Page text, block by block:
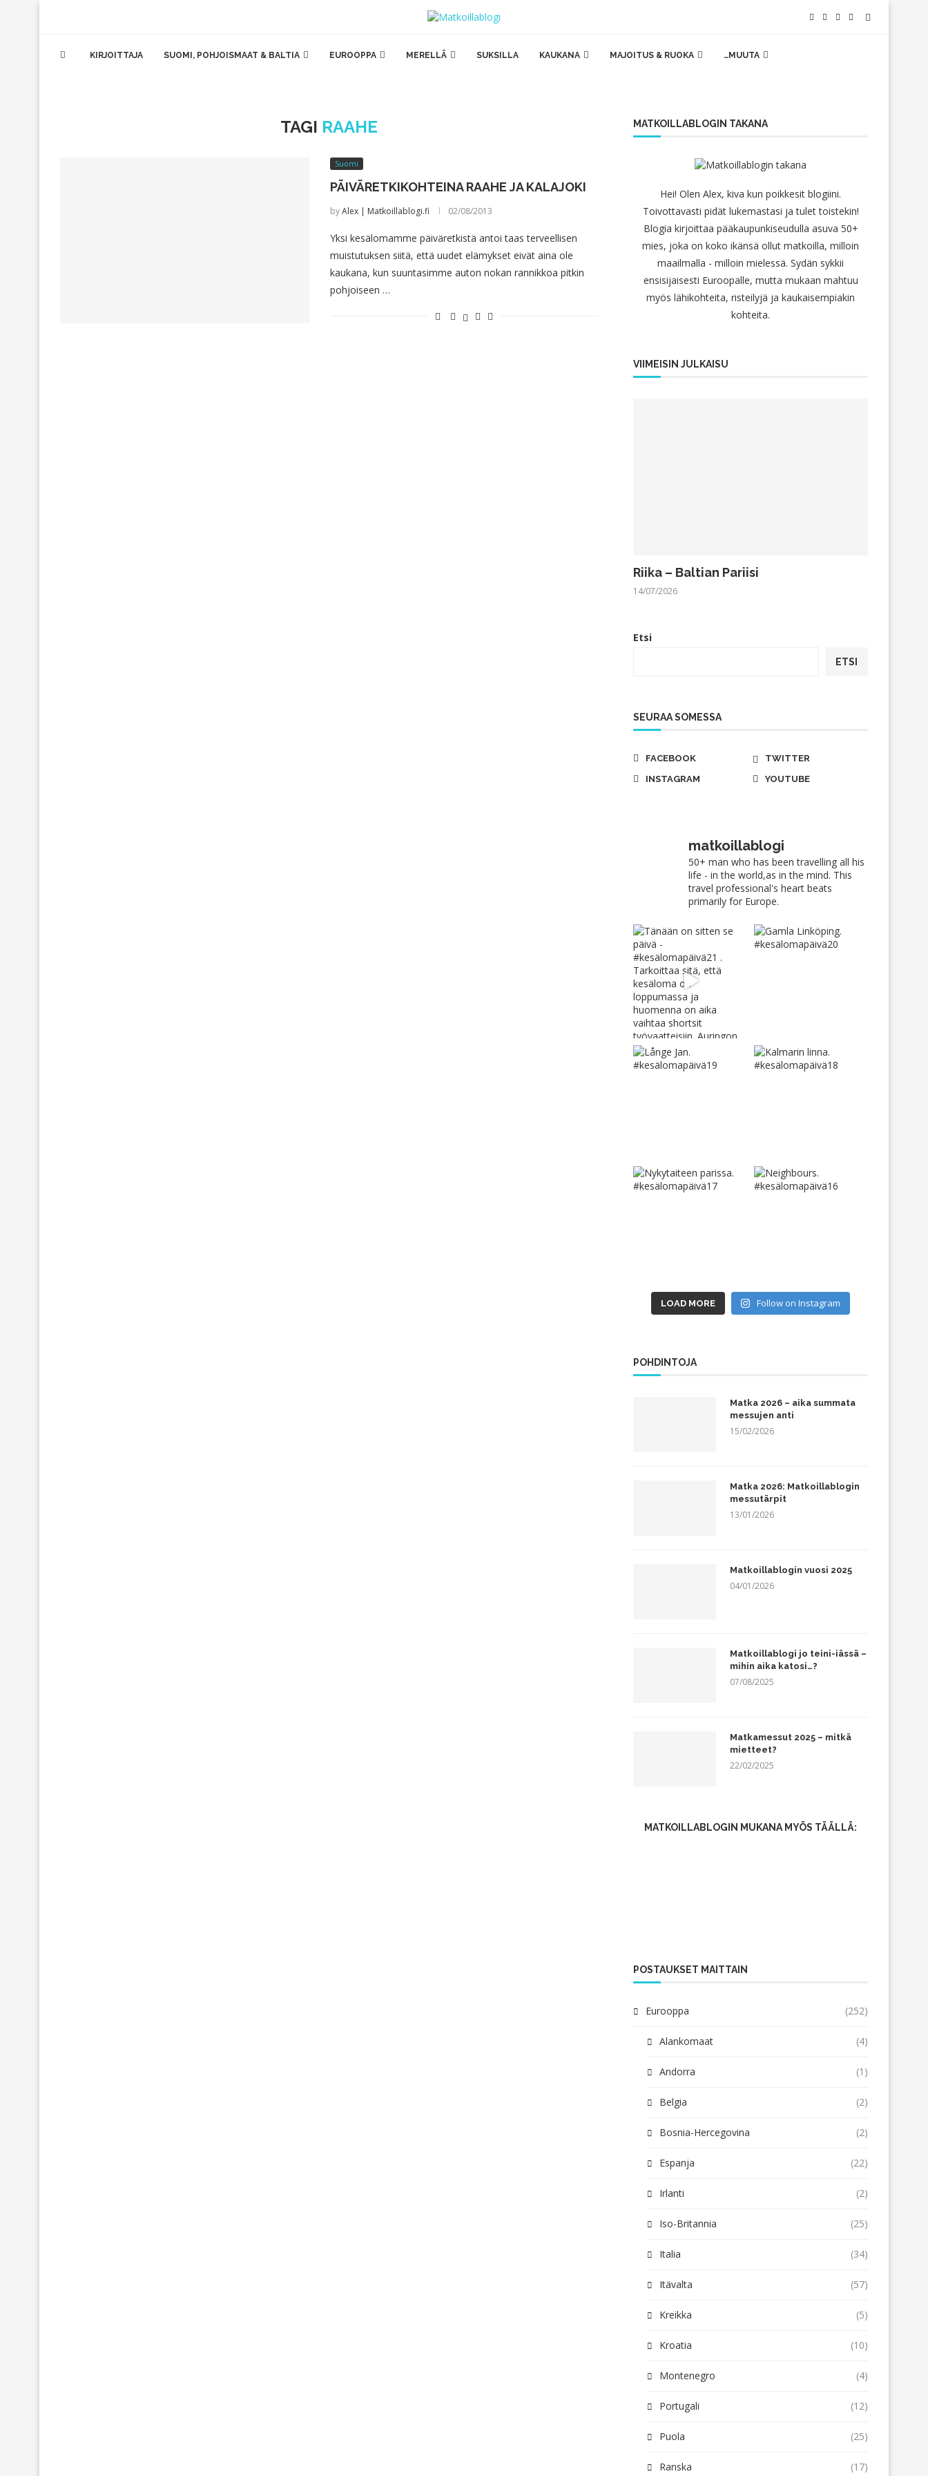
KIRJOITTAJA SUOMI, POHJOISMAAT & BALTIA EUROOPPA MERELLÄ SUKSILLA KAUKANA MAJOITUS & RUOKA …MUUTA
TAGI RAAHE
Suomi
PÄIVÄRETKIKOHTEINA RAAHE JA KALAJOKI
byAlex | Matkoillablogi.fi 02/08/2013
Yksi kesälomamme päiväretkistä antoi taas terveellisen
muistutuksen siitä, että uudet elämykset eivät aina ole
kaukana, kun suuntasimme auton nokan rannikkoa pitkin
pohjoiseen …
MATKOILLABLOGIN TAKANA
Hei! Olen Alex, kiva kun poikkesit blogiini.
Toivottavasti pidät lukemastasi ja tulet toistekin!
Blogia kirjoittaa pääkaupunkiseudulla asuva 50+
mies, joka on koko ikänsä ollut matkoilla, milloin
maailmalla - milloin mielessä. Sydän sykkii
ensisijaisesti Euroopalle, mutta mukaan mahtuu
myös lähikohteita, risteilyjä ja kaukaisempiakin
kohteita.
VIIMEISIN JULKAISU
Riika – Baltian Pariisi
14/07/2026
Etsi
ETSI
SEURAA SOMESSA
FACEBOOK
TWITTER
INSTAGRAM
YOUTUBE
matkoillablogi
50+ man who has been travelling all his
life - in the world,as in the mind. This
travel professional's heart beats
primarily for Europe.
LOAD MORE Follow on Instagram
POHDINTOJA
Matka 2026 – aika summata
messujen anti
15/02/2026
Matka 2026: Matkoillablogin
messutärpit
13/01/2026
Matkoillablogin vuosi 2025
04/01/2026
Matkoillablogi jo teini-iässä –
mihin aika katosi…?
07/08/2025
Matkamessut 2025 – mitkä
mietteet?
22/02/2025
MATKOILLABLOGIN MUKANA MYÖS TÄÄLLÄ:
POSTAUKSET MAITTAIN
Eurooppa (252)
Alankomaat (4)
Andorra (1)
Belgia (2)
Bosnia-Hercegovina (2)
Espanja (22)
Irlanti (2)
Iso-Britannia (25)
Italia (34)
Itävalta (57)
Kreikka (5)
Kroatia (10)
Montenegro (4)
Portugali (12)
Puola (25)
Ranska (17)